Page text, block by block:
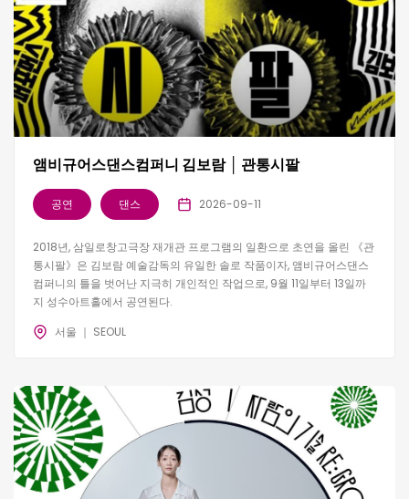
앰비규어스댄스컴퍼니 김보람 │ 관통시팔
공연 댄스 2026-09-11
2018년, 삼일로창고극장 재개관 프로그램의 일환으로 초연을 올린 《관
통시팔》은 김보람 예술감독의 유일한 솔로 작품이자, 앰비규어스댄스
컴퍼니의 틀을 벗어난 지극히 개인적인 작업으로, 9월 11일부터 13일까
지 성수아트홀에서 공연된다.
서울 ｜ SEOUL